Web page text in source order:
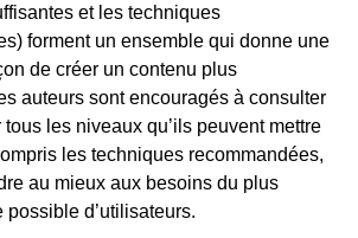
et les techniques
forment un ensemble qui donne une
de créer un contenu plus
auteurs sont encouragés à consulter
les niveaux qu’ils peuvent mettre
les techniques recommandées,
au mieux aux besoins du plus
possible d’utilisateurs.